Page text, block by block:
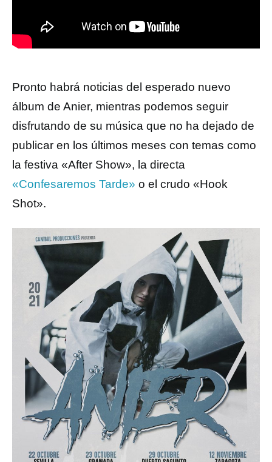
Pronto habrá noticias del esperado nuevo
álbum de Anier, mientras podemos seguir
disfrutando de su música que no ha dejado de
publicar en los últimos meses con temas como
la festiva «After Show», la directa
«Confesaremos Tarde» o el crudo «Hook
Shot».